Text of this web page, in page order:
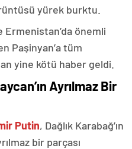
yürek burktu.
önemli
Paşinyan’a tüm
yine kötü haber geldi.
Ayrılmaz Bir
Putin, Dağlık Karabağ’ın
bir parçası